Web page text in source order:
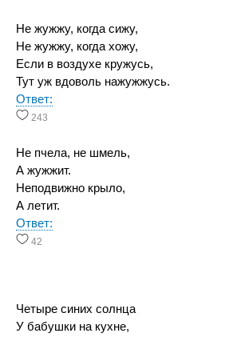
Не жужжу, когда сижу,
Не жужжу, когда хожу,
Если в воздухе кружусь,
Тут уж вдоволь нажужжусь.
Ответ:
243
Не пчела, не шмель,
А жужжит.
Неподвижно крыло,
А летит.
Ответ:
42
Четыре синих солнца
У бабушки на кухне,